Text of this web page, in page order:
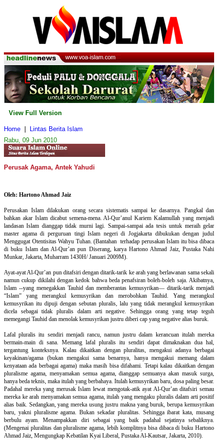
View Full Version
Home
Lintas Berita Islam
Rabu, 09 Jun 2010
Perusak Agama, Antek Yahudi
Oleh: Hartono Ahmad Jaiz
Perusakan Islam dilakukan orang secara sistematis sampai ke dasarnya. Pangkal dan
bahkan akar Islam dicabut semena-mena. Al-Qur’anul Kariem Kalamullah yang menjadi
landasan Islam dianggap tidak murni lagi. Sampai-sampai ada tesis untuk meraih gelar
master agama di perguruan tingi Islam negeri di Jogjakarta dibukukan dengan judul
Menggugat Otentisitas Wahyu Tuhan. (Bantahan terhadap perusakan Islam itu bisa dibaca
di buku Islam dan Al-Qur’an pun Diserang, karya Hartono Ahmad Jaiz, Pustaka Nahi
Munkar, Jakarta, Muharram 1430H/ Januari 2009M).
Ayat-ayat Al-Qur’an pun ditafsiri dengan ditarik-tarik ke arah yang berlawanan sama sekali
namun cukup dikilahi dengan kedok bahwa beda penafsiran boleh-boleh saja. Akibatnya,
Islam --yang menegakkan Tauhid dan memberantas kemusyrikan— ditarik-tarik menjadi
“Islam” yang merangkul kemusyrikan dan merobohkan Tauhid. Yang merangkul
kemusyrikan itu dipuji dengan sebutan pluralis, lalu yang tidak merangkul kemusyrikan
dicela sebagai tidak pluralis dalam arti negative. Sehingga orang yang tetap teguh
memegangi Tauhid dan menolak kemusyrikan justru diberi cap yang negative alias buruk.
Lafal pluralis itu sendiri menjadi rancu, namun justru dalam kerancuan itulah mereka
bermain-main di sana. Memang lafal pluralis itu sendiri dapat dimaknakan dua hal,
tergantung konteksnya. Kalau dikaitkan dengan pluralitas, mengakui adanya berbagai
keyakinan/agama (bukan mengakui sama benarnya, hanya mengakui memang dalam
kenyataan ada berbagai agama) maka masih bisa difahami. Tetapi kalau dikaitkan dengan
pluralisme agama, menyamakan semua agama, dianggap semuanya akan masuk surga,
hanya beda teknis, maka itulah yang berbahaya. Itulah kemusyrikan baru, dosa paling besar.
Padahal mereka yang merusak Islam lewat mengotak-atik ayat Al-Qur’an ditafsiri semau
mereka ke arah menyamakan semua agama, itulah yang mengaku pluralis dalam arti positif
alias baik. Sedangkan, yang mereka usung justru makna yang buruk, berupa kemusyrikan
baru, yakni pluralisme agama. Bukan sekadar pluralitas. Sehingga ibarat kata, musang
berbulu ayam. Menampakkan diri sebagai yang baik padahal sejatinya sebaliknya.
(Mengenai pluralitas dan pluralisme agama, lebih komplitnya bisa dibaca di buku Hartono
Ahmad Jaiz, Mengungkap Kebatilan Kyai Liberal, Pustaka Al-Kautsar, Jakarta, 2010).